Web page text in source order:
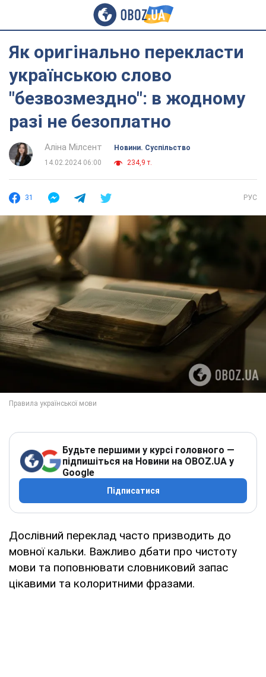
Як оригінально перекласти
українською слово
"безвозмездно": в жодному
разі не безоплатно
Аліна Мілсент
Новини. Суспільство
14.02.2024 06:00
234,9 т.
31 РУС
Будьте першими у курсі головного —
підпишіться на Новини на OBOZ.UA у
Google
Підписатися
Дослівний переклад часто призводить до
мовної кальки. Важливо дбати про чистоту
мови та поповнювати словниковий запас
цікавими та колоритними фразами.